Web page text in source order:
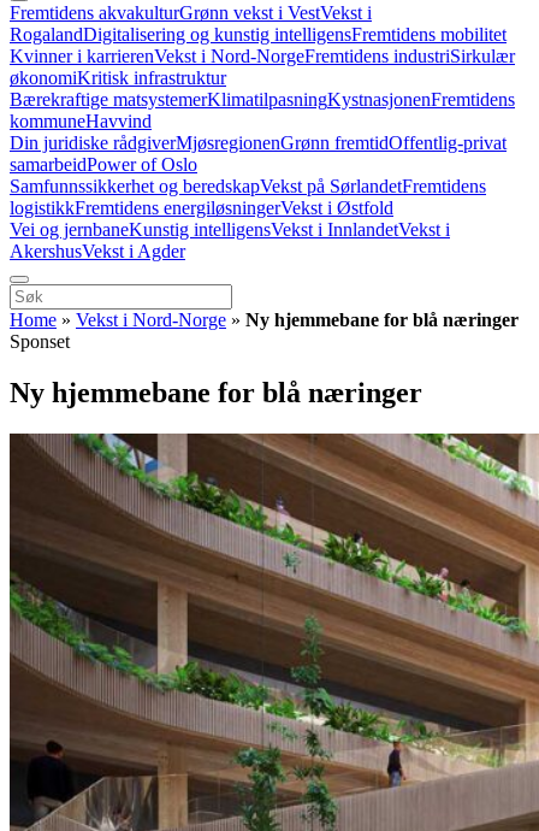
Fremtidens akvakulturGrønn vekst i VestVekst i
RogalandDigitalisering og kunstig intelligensFremtidens mobilitet
Kvinner i karrierenVekst i Nord-NorgeFremtidens industriSirkulær
økonomiKritisk infrastruktur
Bærekraftige matsystemerKlimatilpasningKystnasjonenFremtidens
kommuneHavvind
Din juridiske rådgiverMjøsregionenGrønn fremtidOffentlig-privat
samarbeidPower of Oslo
Samfunnssikkerhet og beredskapVekst på SørlandetFremtidens
logistikkFremtidens energiløsningerVekst i Østfold
Vei og jernbaneKunstig intelligensVekst i InnlandetVekst i
AkershusVekst i Agder
Home » Vekst i Nord-Norge » Ny hjemmebane for blå næringer
Sponset
Ny hjemmebane for blå næringer